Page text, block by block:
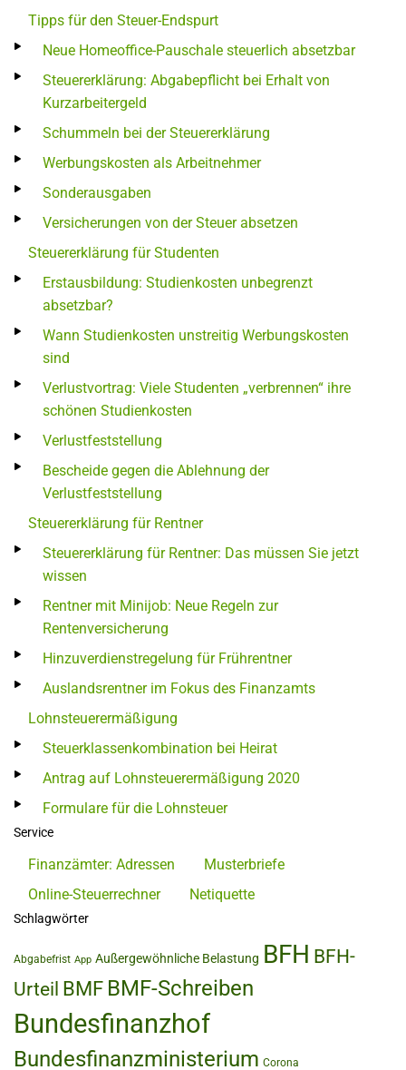
Tipps für den Steuer-Endspurt
Neue Homeoffice-Pauschale steuerlich absetzbar
Steuererklärung: Abgabepflicht bei Erhalt von
Kurzarbeitergeld
Schummeln bei der Steuererklärung
Werbungskosten als Arbeitnehmer
Sonderausgaben
Versicherungen von der Steuer absetzen
Steuererklärung für Studenten
Erstausbildung: Studienkosten unbegrenzt
absetzbar?
Wann Studienkosten unstreitig Werbungskosten
sind
Verlustvortrag: Viele Studenten „verbrennen“ ihre
schönen Studienkosten
Verlustfeststellung
Bescheide gegen die Ablehnung der
Verlustfeststellung
Steuererklärung für Rentner
Steuererklärung für Rentner: Das müssen Sie jetzt
wissen
Rentner mit Minijob: Neue Regeln zur
Rentenversicherung
Hinzuverdienstregelung für Frührentner
Auslandsrentner im Fokus des Finanzamts
Lohnsteuerermäßigung
Steuerklassenkombination bei Heirat
Antrag auf Lohnsteuerermäßigung 2020
Formulare für die Lohnsteuer
Service
Finanzämter: Adressen
Musterbriefe
Online-Steuerrechner
Netiquette
Schlagwörter
Abgabefrist App Außergewöhnliche Belastung BFH BFH-
Urteil BMF BMF-Schreiben
Bundesfinanzhof
Bundesfinanzministerium Corona